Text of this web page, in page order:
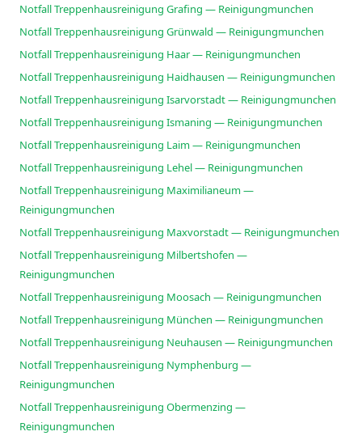
Notfall Treppenhausreinigung Grafing — Reinigungmunchen
Notfall Treppenhausreinigung Grünwald — Reinigungmunchen
Notfall Treppenhausreinigung Haar — Reinigungmunchen
Notfall Treppenhausreinigung Haidhausen — Reinigungmunchen
Notfall Treppenhausreinigung Isarvorstadt — Reinigungmunchen
Notfall Treppenhausreinigung Ismaning — Reinigungmunchen
Notfall Treppenhausreinigung Laim — Reinigungmunchen
Notfall Treppenhausreinigung Lehel — Reinigungmunchen
Notfall Treppenhausreinigung Maximilianeum —
Reinigungmunchen
Notfall Treppenhausreinigung Maxvorstadt — Reinigungmunchen
Notfall Treppenhausreinigung Milbertshofen —
Reinigungmunchen
Notfall Treppenhausreinigung Moosach — Reinigungmunchen
Notfall Treppenhausreinigung München — Reinigungmunchen
Notfall Treppenhausreinigung Neuhausen — Reinigungmunchen
Notfall Treppenhausreinigung Nymphenburg —
Reinigungmunchen
Notfall Treppenhausreinigung Obermenzing —
Reinigungmunchen